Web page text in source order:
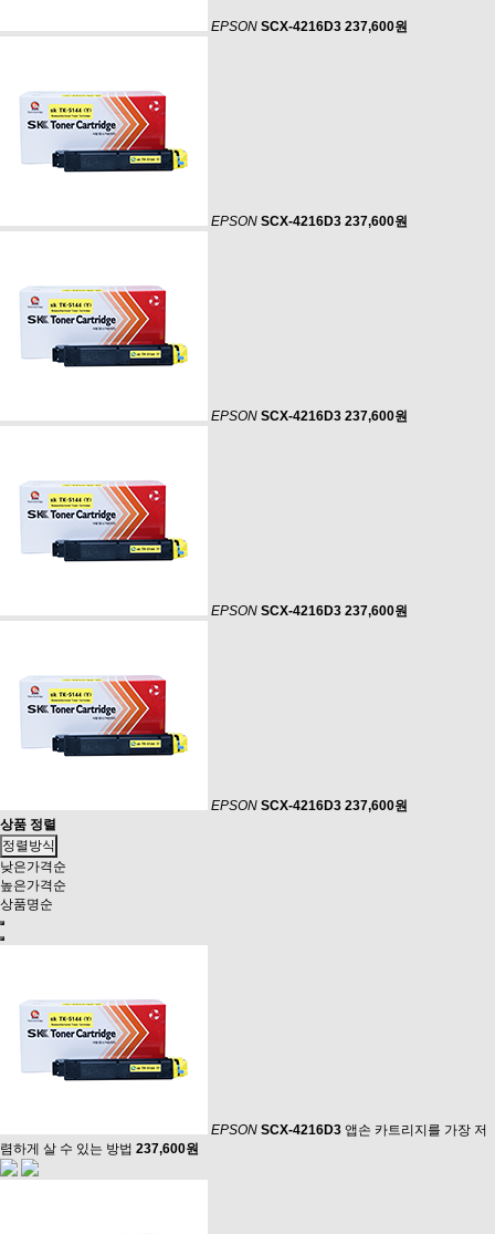
EPSON SCX-4216D3 237,600원
EPSON SCX-4216D3 237,600원
EPSON SCX-4216D3 237,600원
EPSON SCX-4216D3 237,600원
EPSON SCX-4216D3 237,600원
상품 정렬
정렬방식
낮은가격순
높은가격순
상품명순
EPSON SCX-4216D3 앱손 카트리지를 가장 저
렴하게 살 수 있는 방법 237,600원